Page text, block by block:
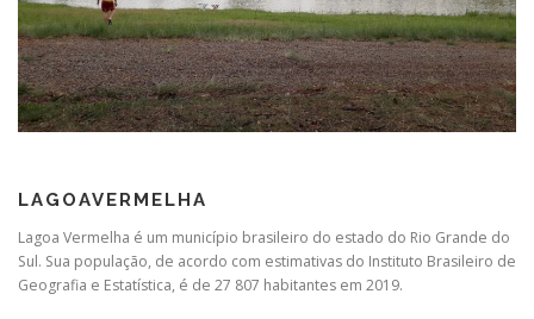
LAGOAVERMELHA
Lagoa Vermelha é um município brasileiro do estado do Rio Grande do
Sul. Sua população, de acordo com estimativas do Instituto Brasileiro de
Geografia e Estatística, é de 27 807 habitantes em 2019.